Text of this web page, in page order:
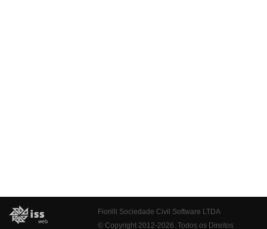
Fiorilli Sociedade Civil Software LTDA
© Copyright 2012-2026. Todos os Direitos